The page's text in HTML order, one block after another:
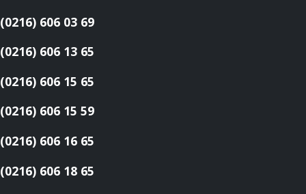
(0216) 606 03 69
(0216) 606 13 65
(0216) 606 15 65
(0216) 606 15 59
(0216) 606 16 65
(0216) 606 18 65